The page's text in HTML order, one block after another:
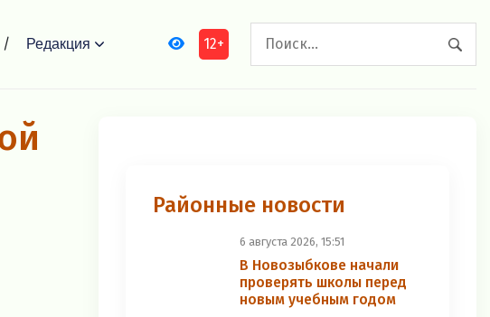
Редакция 12+
Районные новости
6 августа 2026, 15:51
В Новозыбкове начали
проверять школы перед
новым учебным годом